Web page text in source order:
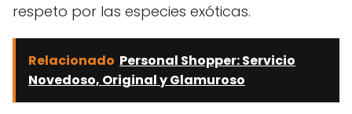
respeto por las especies exóticas.
Relacionado Personal Shopper: Servicio
Novedoso, Original y Glamuroso